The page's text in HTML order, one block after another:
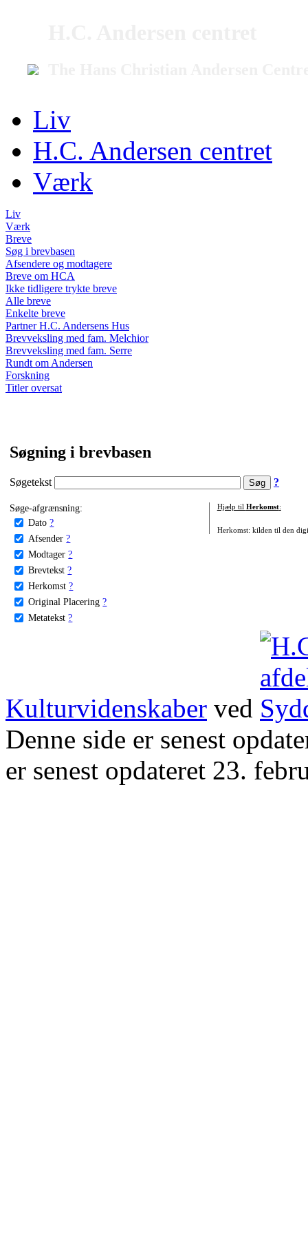
Liv
H.C. Andersen centret
Værk
Liv
Værk
Breve
Søg i brevbasen
Afsendere og modtagere
Breve om HCA
Ikke tidligere trykte breve
Alle breve
Enkelte breve
Partner H.C. Andersens Hus
Brevveksling med fam. Melchior
Brevveksling med fam. Serre
Rundt om Andersen
Forskning
Titler oversat
Søgning i brevbasen
Søgetekst ?
Søge-afgrænsning:
Dato ?
Afsender ?
Modtager ?
Brevtekst ?
Herkomst ?
Original Placering ?
Metatekst ?
Hjælp til Herkomst:
Herkomst: kilden til den
Kulturvidenskaber ved
Denne side er senest
er senest opdateret 23.